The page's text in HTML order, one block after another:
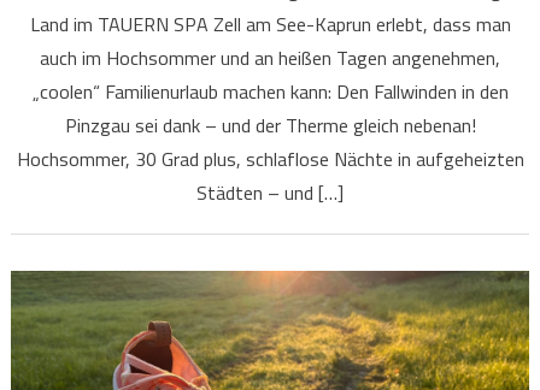
Land im TAUERN SPA Zell am See-Kaprun erlebt, dass man
auch im Hochsommer und an heißen Tagen angenehmen,
„coolen“ Familienurlaub machen kann: Den Fallwinden in den
Pinzgau sei dank – und der Therme gleich nebenan!
Hochsommer, 30 Grad plus, schlaflose Nächte in aufgeheizten
Städten – und […]